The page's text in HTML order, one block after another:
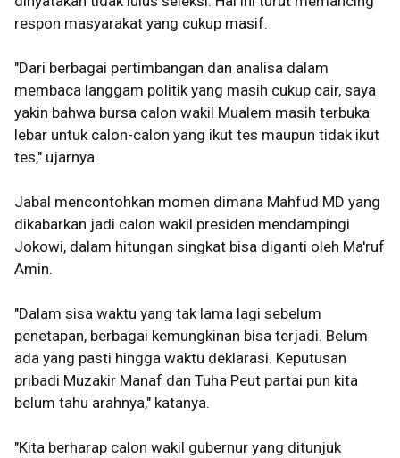
respon masyarakat yang cukup masif.
"Dari berbagai pertimbangan dan analisa dalam
membaca langgam politik yang masih cukup cair, saya
yakin bahwa bursa calon wakil Mualem masih terbuka
lebar untuk calon-calon yang ikut tes maupun tidak ikut
tes," ujarnya.
Jabal mencontohkan momen dimana Mahfud MD yang
dikabarkan jadi calon wakil presiden mendampingi
Jokowi, dalam hitungan singkat bisa diganti oleh Ma'ruf
Amin.
"Dalam sisa waktu yang tak lama lagi sebelum
penetapan, berbagai kemungkinan bisa terjadi. Belum
ada yang pasti hingga waktu deklarasi. Keputusan
pribadi Muzakir Manaf dan Tuha Peut partai pun kita
belum tahu arahnya," katanya.
"Kita berharap calon wakil gubernur yang ditunjuk